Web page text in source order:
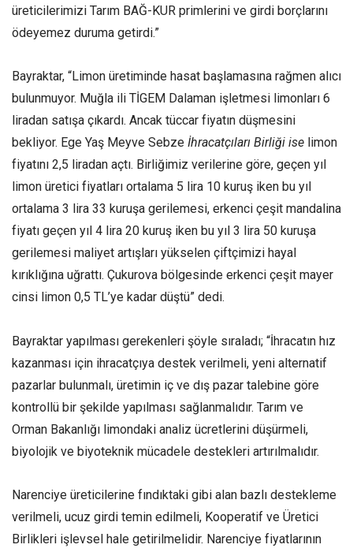
üreticilerimizi Tarım BAĞ-KUR primlerini ve girdi borçlarını
ödeyemez duruma getirdi.”
Bayraktar, “Limon üretiminde hasat başlamasına rağmen alıcı
bulunmuyor. Muğla ili TİGEM Dalaman işletmesi limonları 6
liradan satışa çıkardı. Ancak tüccar fiyatın düşmesini
bekliyor. Ege Yaş Meyve Sebze İhracatçıları Birliği ise limon
fiyatını 2,5 liradan açtı. Birliğimiz verilerine göre, geçen yıl
limon üretici fiyatları ortalama 5 lira 10 kuruş iken bu yıl
ortalama 3 lira 33 kuruşa gerilemesi, erkenci çeşit mandalina
fiyatı geçen yıl 4 lira 20 kuruş iken bu yıl 3 lira 50 kuruşa
gerilemesi maliyet artışları yükselen çiftçimizi hayal
kırıklığına uğrattı. Çukurova bölgesinde erkenci çeşit mayer
cinsi limon 0,5 TL’ye kadar düştü” dedi.
Bayraktar yapılması gerekenleri şöyle sıraladı; “İhracatın hız
kazanması için ihracatçıya destek verilmeli, yeni alternatif
pazarlar bulunmalı, üretimin iç ve dış pazar talebine göre
kontrollü bir şekilde yapılması sağlanmalıdır. Tarım ve
Orman Bakanlığı limondaki analiz ücretlerini düşürmeli,
biyolojik ve biyoteknik mücadele destekleri artırılmalıdır.
Narenciye üreticilerine fındıktaki gibi alan bazlı destekleme
verilmeli, ucuz girdi temin edilmeli, Kooperatif ve Üretici
Birlikleri işlevsel hale getirilmelidir. Narenciye fiyatlarının